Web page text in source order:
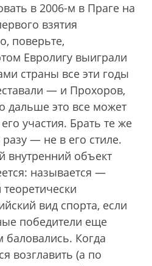
в 2006-м в Праге на
взятия
поверьте,
Евролигу выиграли
страны все эти годы
— и Прохоров,
дальше это все может
участия. Брать те же
— не в его стиле.
внутренний объект
называется —
вид спорта, если
победители еще
Когда
возглавить (а по